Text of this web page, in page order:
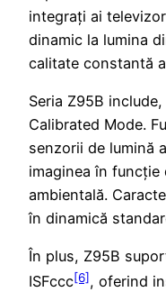
integrați ai
dinamic la lumina
calitate constantă
Seria Z95B
Calibrated Mode.
senzorii de lumină
imaginea în funcție
ambientală.
în dinamică
În plus, Z95B
ISFccc[6], oferind